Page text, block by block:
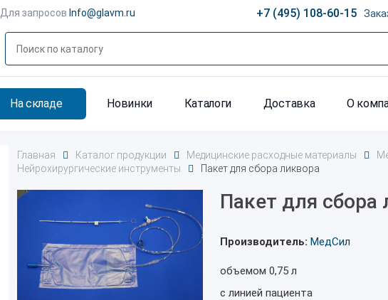
Для запросов Info@glavm.ru +7 (495) 108-60-15
На складе Новинки Каталоги Доставка О
Главная Каталог продукции Медицинские расходные материалы
Нейрохирургические инструменты
Пакет для сбора ликвора
Пакет для сбора
Производитель: МедСил
объемом 0,75 л
с линией пациента